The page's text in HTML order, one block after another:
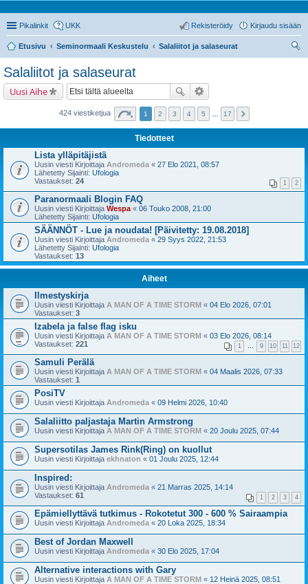
Pikalinkit UKK Kirjaudu sisään
Rekisteröidy
Etusivu Seminormaali Keskustelu
Salaliitot ja salaseurat
Salaliitot ja salaseurat
Uusi Aihe
424 viestiketjua 1 2 3 4 5 17
Tiedotteet
Lista ylläpitäjistä
Uusin viesti Kirjoittaja Andromeda « 27 Elo 2021, 08:57
Lähetetty Sijainti: Ufologia
Vastaukset: 24 1 2
Paranormaali Blogin FAQ
Uusin viesti Kirjoittaja Wespa « 06 Touko 2008, 21:00
Lähetetty Sijainti: Ufologia
SÄÄNNÖT - Lue ja noudata! [Päivitetty: 19.08.2018]
Uusin viesti Kirjoittaja Andromeda « 29 Syys 2022, 21:53
Lähetetty Sijainti: Ufologia
Vastaukset: 13
Aiheet
Ilmestyskirja
Uusin viesti Kirjoittaja A MAN OF A TIME STORM « 04 Elo 2026, 07:01
Vastaukset: 3
Izabela ja false flag isku
Uusin viesti Kirjoittaja A MAN OF A TIME STORM « 03 Elo 2026, 08:14
Vastaukset: 221 1 … 9 10 11 12
Samuli Perälä
Uusin viesti Kirjoittaja A MAN OF A TIME STORM « 04 Maalis 2026, 07:33
Vastaukset: 1
PosiTV
Uusin viesti Kirjoittaja Andromeda « 09 Helmi 2026, 10:40
Salaliitto paljastaja Martin Armstrong
Uusin viesti Kirjoittaja A MAN OF A TIME STORM « 20 Joulu 2025, 07:44
Supersotilas James Rink(Ring) on kuollut
Uusin viesti Kirjoittaja ekhnaton « 01 Joulu 2025, 12:44
Inspired:
Uusin viesti Kirjoittaja Andromeda « 21 Marras 2025, 14:14
Vastaukset: 61 1 2 3 4
Epämiellyttävä tutkimus - Rokotetut 300 - 600 % Sairaampia
Uusin viesti Kirjoittaja Andromeda « 20 Loka 2025, 18:34
Best of Jordan Maxwell
Uusin viesti Kirjoittaja Andromeda « 30 Elo 2025, 17:04
Alternative interactions with Gary
Uusin viesti Kirjoittaja A MAN OF A TIME STORM « 12 Heinä 2025, 08:51